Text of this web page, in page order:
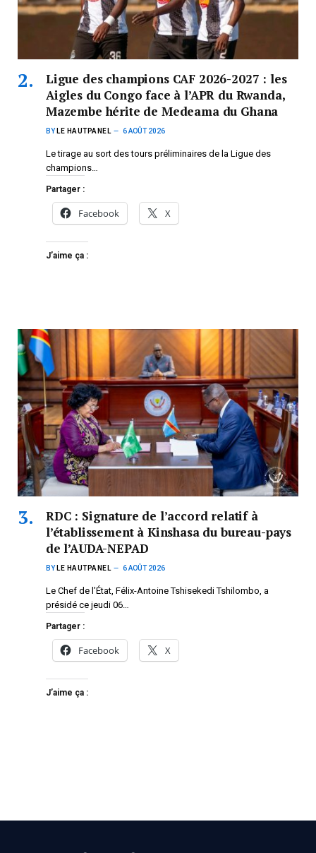
Ligue des champions CAF 2026-2027 : les
Aigles du Congo face à l’APR du Rwanda,
Mazembe hérite de Medeama du Ghana
BY LE HAUTPANEL 6 AOÛT 2026
Le tirage au sort des tours préliminaires de la Ligue des
champions…
Partager :
Facebook X
J’aime ça :
RDC : Signature de l’accord relatif à
l’établissement à Kinshasa du bureau-pays
de l’AUDA-NEPAD
BY LE HAUTPANEL 6 AOÛT 2026
Le Chef de l’État, Félix-Antoine Tshisekedi Tshilombo, a
présidé ce jeudi 06…
Partager :
Facebook X
J’aime ça :